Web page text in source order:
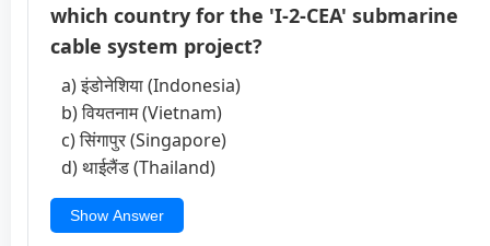
which country for the 'I-2-CEA' submarine
cable system project?
a) इंडोनेशिया (Indonesia)
b) वियतनाम (Vietnam)
c) सिंगापुर (Singapore)
d) थाईलैंड (Thailand)
Show Answer